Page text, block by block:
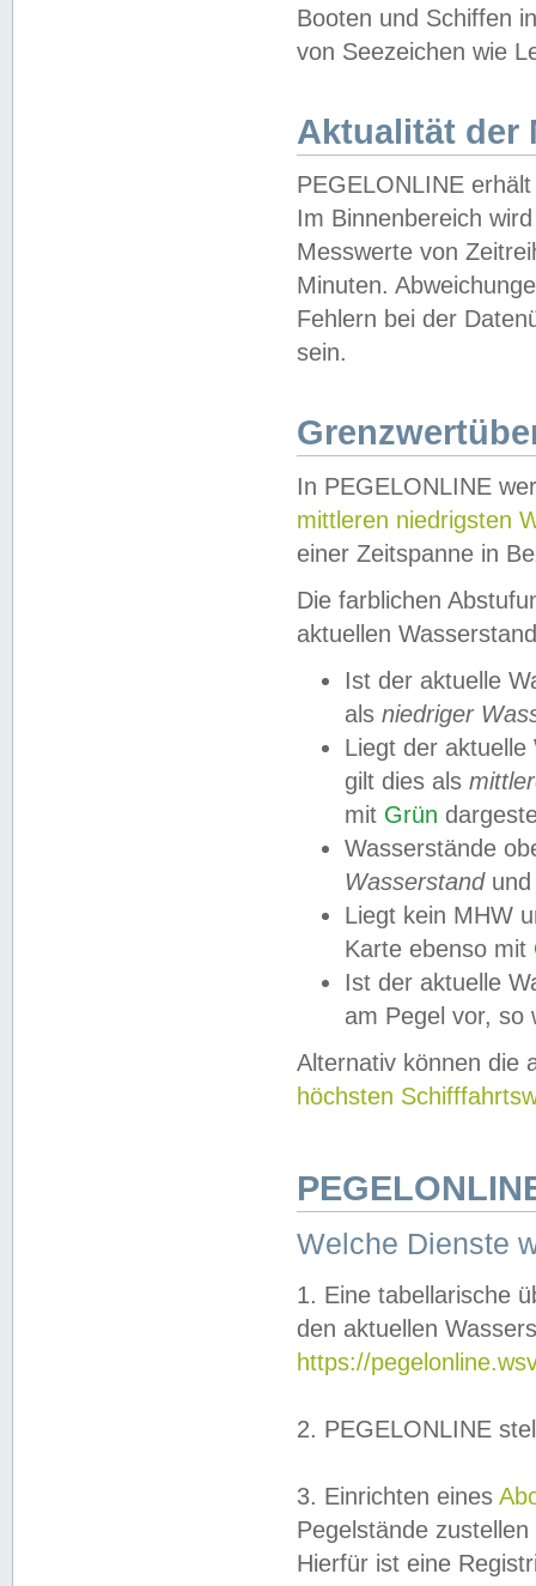
Booten und Schiffen
von Seezeichen wie
Aktualität der
PEGELONLINE
Im Binnenbereich
Messwerte von
Minuten.
Fehlern bei der
sein.
In PEGELONLINE
mittleren niedrigsten
einer Zeitspanne in
Die farblichen
aktuellen
Ist der aktuelle
als niedriger
Liegt der
gilt dies als
mit Grün
Wasserstände
Wasserstandund
Liegt kein MHW
Karte ebenso mit
Ist der aktuelle
am Pegel vor,
Alternativ können die
höchsten
Welche Dienste
1. Eine tabellarische
den aktuellen
https://
2. PEGELONLINE
3. Einrichten eines
Pegelstände
Hierfür ist eine